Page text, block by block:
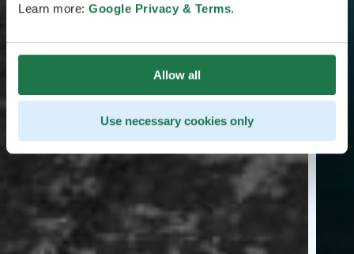
Learn more: Google Privacy & Terms.
Allow all
Use necessary cookies only